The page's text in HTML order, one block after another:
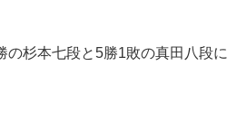
の杉本七段と5勝1敗の真田八段に